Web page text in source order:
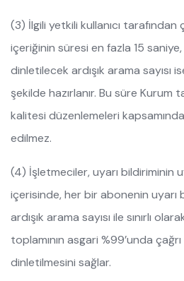
(3) İlgili yetkili kullanıcı
içeriğinin süresi en fazla 15
dinletilecek ardışık arama sayısı
şekilde hazırlanır. Bu süre Kurum
kalitesi düzenlemeleri
edilmez.
(4) İşletmeciler, uyarı bildiriminin
içerisinde, her bir abonenin uyarı
ardışık arama sayısı ile sınırlı
toplamının asgari %99’unda
dinletilmesini sağlar.